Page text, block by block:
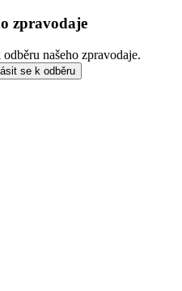
zpravodaje
našeho zpravodaje.
se k odběru